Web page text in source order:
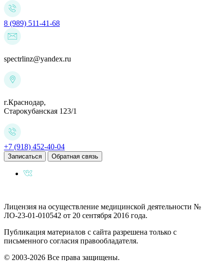
8 (989) 511-41-68
spectrlinz@yandex.ru
г.Краснодар,
Старокубанская 123/1
+7 (918) 452-40-04
Записаться Обратная связь
Лицензия на осуществление медицинской деятельности №
ЛО-23-01-010542 от 20 сентября 2016 года.
Публикация материалов с сайта разрешена только с
письменного согласия правообладателя.
© 2003-2026 Все права защищены.